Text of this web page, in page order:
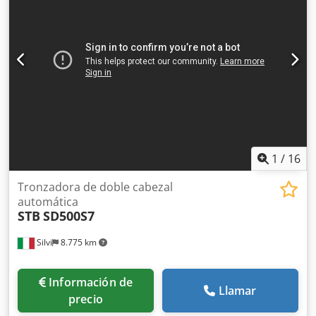
1 / 16
Silvi 8.775 km
Tronzadora de doble cabezal
automática
STB SD500S7
Información de
precio
Llamar